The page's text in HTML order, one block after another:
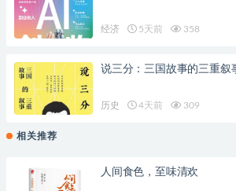
经济 5天前 358
说三分：三国故事的三重叙
历史 4天前 309
相关推荐
人间食色，至味清欢